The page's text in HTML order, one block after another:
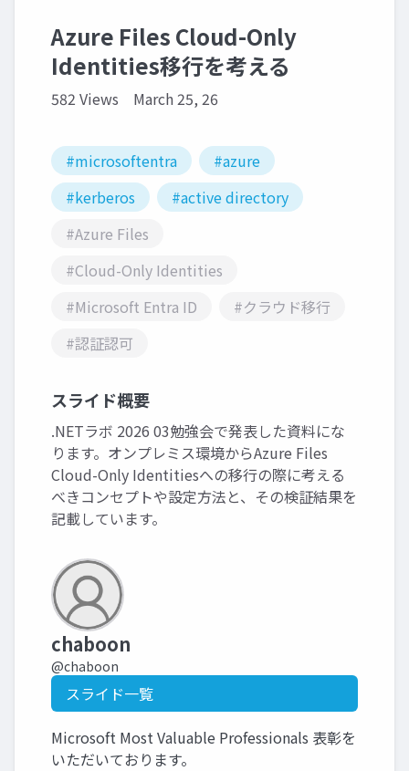
Azure Files Cloud-Only
Identities移行を考える
582 Views March 25, 26
#microsoftentra
#azure
#kerberos
#active directory
#Azure Files
#Cloud-Only Identities
#Microsoft Entra ID
#クラウド移行
#認証認可
スライド概要
.NETラボ 2026 03勉強会で発表した資料にな
ります。オンプレミス環境からAzure Files
Cloud-Only Identitiesへの移行の際に考える
べきコンセプトや設定方法と、その検証結果を
記載しています。
chaboon
@chaboon
スライド一覧
Microsoft Most Valuable Professionals 表彰を
いただいております。